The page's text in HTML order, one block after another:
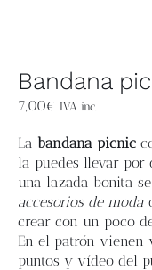
Bandana
7,00€ IVA inc.
La bandana picnic
la puedes llevar por
una lazada bonita
accesorios de moda
crear con un poco
En el patrón vienen
puntos y vídeo del